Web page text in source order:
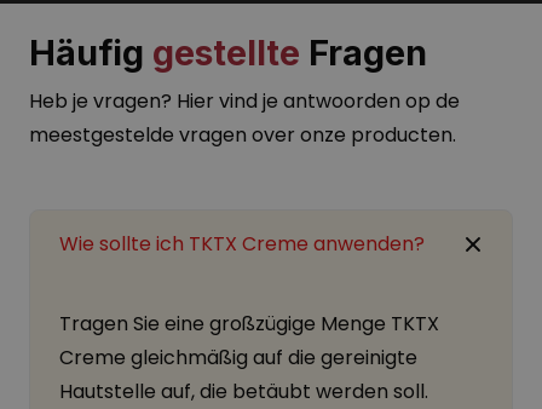
Häufig gestellte Fragen
Heb je vragen? Hier vind je antwoorden op de
meestgestelde vragen over onze producten.
Wie sollte ich TKTX Creme anwenden?
Tragen Sie eine großzügige Menge TKTX
Creme gleichmäßig auf die gereinigte
Hautstelle auf, die betäubt werden soll.